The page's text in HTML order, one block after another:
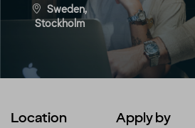
Sweden,
Stockholm
Location Apply by